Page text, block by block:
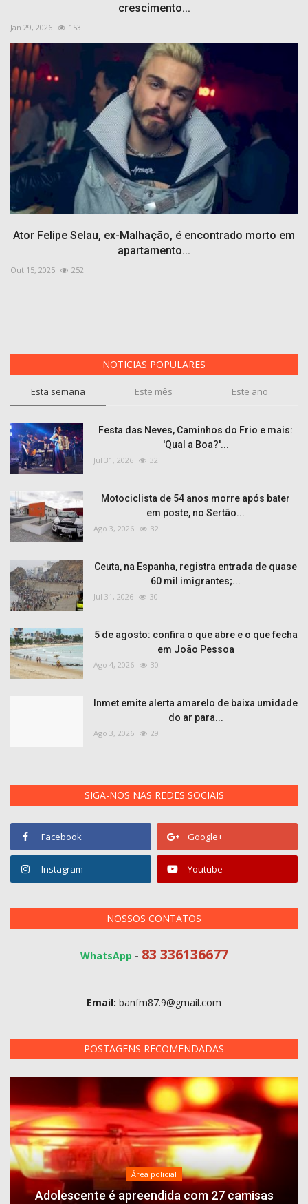
crescimento...
Jan 29, 2026 153
Ator Felipe Selau, ex-Malhação, é encontrado morto em
apartamento...
Out 15, 2025 252
NOTICIAS POPULARES
Esta semana Este mês Este ano
Festa das Neves, Caminhos do Frio e mais:
'Qual a Boa?'...
Jul 31, 2026 32
Motociclista de 54 anos morre após bater
em poste, no Sertão...
Ago 3, 2026 32
Ceuta, na Espanha, registra entrada de quase
60 mil imigrantes;...
Jul 31, 2026 30
5 de agosto: confira o que abre e o que fecha
em João Pessoa
Ago 4, 2026 30
Inmet emite alerta amarelo de baixa umidade
do ar para...
Ago 3, 2026 29
SIGA-NOS NAS REDES SOCIAIS
Facebook Google+
Instagram Youtube
NOSSOS CONTATOS
WhatsApp - 83 336136677
Email: banfm87.9@gmail.com
POSTAGENS RECOMENDADAS
Área policial
Adolescente é apreendida com 27 camisas